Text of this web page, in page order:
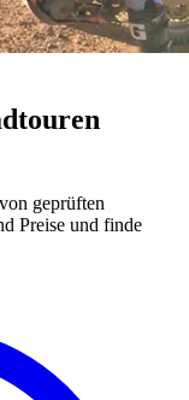
geprüften
Preise und finde